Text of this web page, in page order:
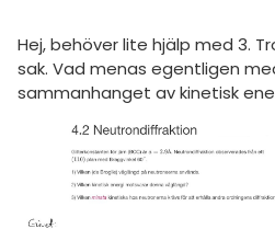
Hej, behöver lite hjälp med 3.
sak. Vad menas egentligen
sammanhanget av kinetisk
språk